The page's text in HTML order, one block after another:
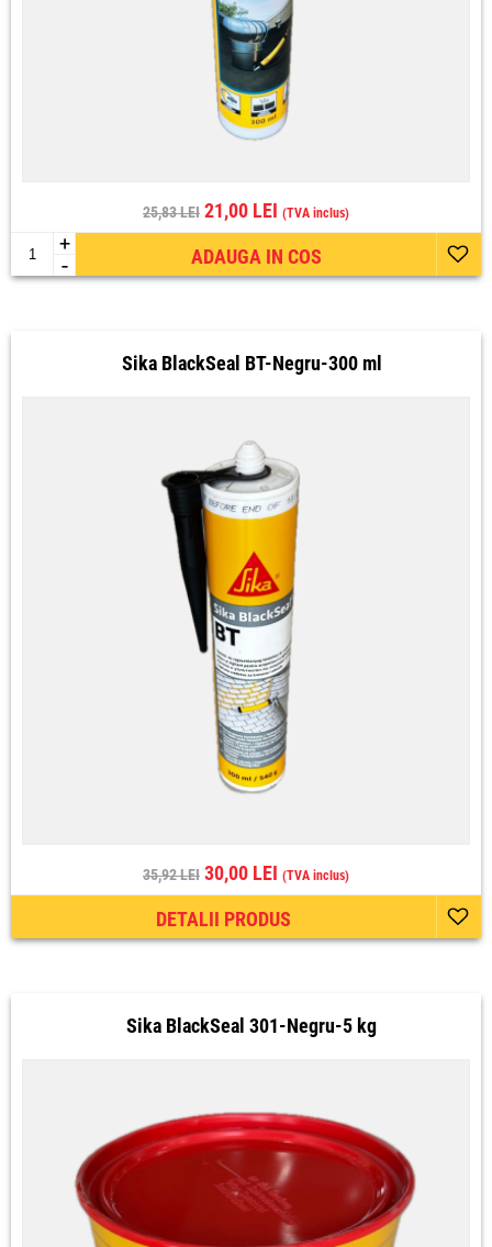
25,83 LEI 21,00 LEI (TVA inclus)
+
- ADAUGA IN COS
Sika BlackSeal BT-Negru-300 ml
35,92 LEI 30,00 LEI (TVA inclus)
DETALII PRODUS
Sika BlackSeal 301-Negru-5 kg